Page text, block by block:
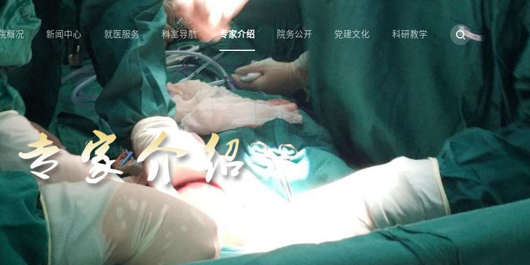
概况 新闻中心 就医服务 科室导航 专家介绍 院务公开 党建文化 科研教学